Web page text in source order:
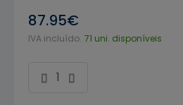
87.95€
IVA incluído. 71 uni. disponíveis